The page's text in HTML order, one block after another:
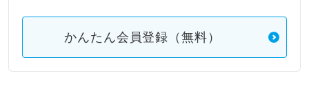
かんたん会員登録（無料）